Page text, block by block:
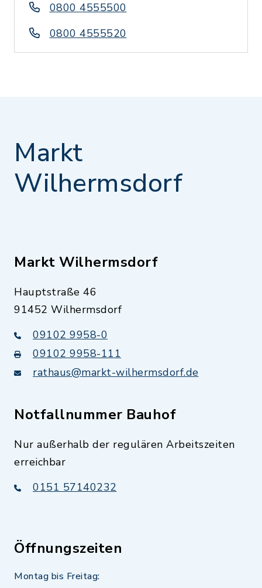
0800 4555500
0800 4555520
Markt
Wilhermsdorf
Markt Wilhermsdorf
Hauptstraße 46
91452 Wilhermsdorf
09102 9958-0
09102 9958-111
rathaus@markt-wilhermsdorf.de
Notfallnummer Bauhof
Nur außerhalb der regulären Arbeitszeiten
erreichbar
0151 57140232
Öffnungszeiten
Montag bis Freitag: